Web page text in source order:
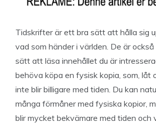
Tidskrifter är ett bra sätt att hålla sig
vad som händer i världen. De är
sätt att läsa innehållet du är
behöva köpa en fysisk kopia, som, låt
inte blir billigare med tiden. Du kan
många förmåner med fysiska kopior,
blir mycket bekvämare med tiden och